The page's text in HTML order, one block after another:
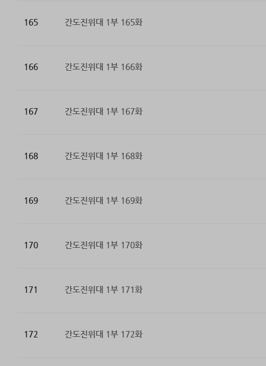
165 간도진위대 1부 165화
166 간도진위대 1부 166화
167 간도진위대 1부 167화
168 간도진위대 1부 168화
169 간도진위대 1부 169화
170 간도진위대 1부 170화
171 간도진위대 1부 171화
172 간도진위대 1부 172화